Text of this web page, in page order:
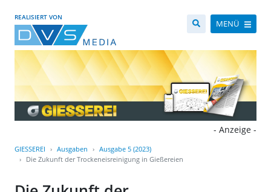
REALISIERT VON
MENÜ
- Anzeige -
GIESSEREI Ausgaben
Ausgabe 5 (2023)
Die Zukunft der Trockeneisreinigung in Gießereien